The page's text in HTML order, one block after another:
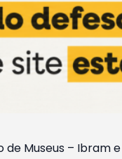
Museus – Ibram